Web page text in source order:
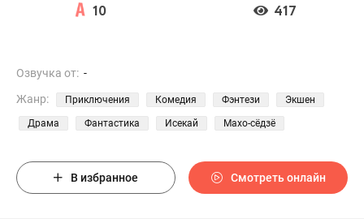
10 417
Озвучка от: -
Жанр:
Приключения Комедия Фэнтези Экшен
Драма Фантастика Исекай Махо-сёдзё
В избранное Смотреть онлайн